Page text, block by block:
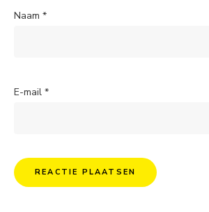
Naam *
E-mail *